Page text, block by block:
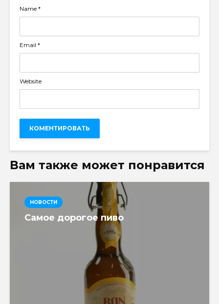
Name *
Email *
Website
Вам также может понравится
НОВОСТИ
Самое дорогое пиво